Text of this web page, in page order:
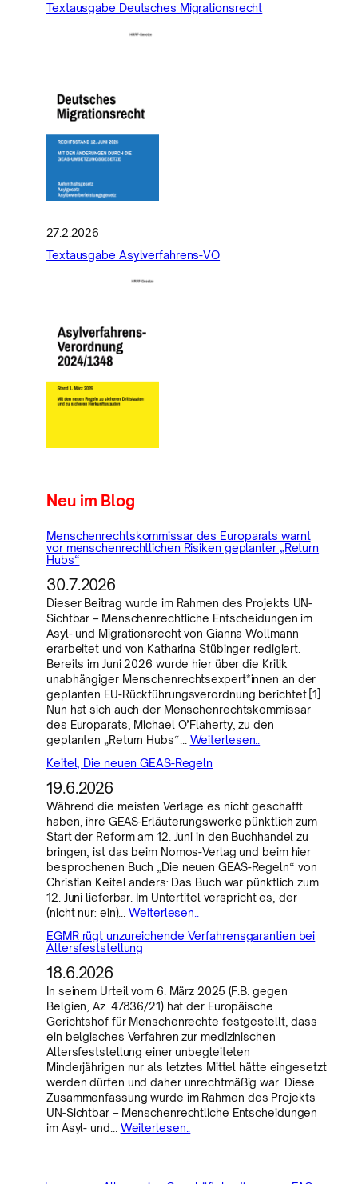
Textausgabe Deutsches Migrationsrecht
27.2.2026
Textausgabe Asylverfahrens-VO
Neu im Blog
Menschenrechtskommissar des Europarats warnt
vor menschenrechtlichen Risiken geplanter „Return
Hubs“
30.7.2026
Dieser Beitrag wurde im Rahmen des Projekts UN-
Sichtbar – Menschenrechtliche Entscheidungen im
Asyl- und Migrationsrecht von Gianna Wollmann
erarbeitet und von Katharina Stübinger redigiert.
Bereits im Juni 2026 wurde hier über die Kritik
unabhängiger Menschenrechtsexpert*innen an der
geplanten EU-Rückführungsverordnung berichtet.[1]
Nun hat sich auch der Menschenrechtskommissar
des Europarats, Michael O’Flaherty, zu den
geplanten „Return Hubs“… Weiterlesen..
Keitel, Die neuen GEAS-Regeln
19.6.2026
Während die meisten Verlage es nicht geschafft
haben, ihre GEAS-Erläuterungswerke pünktlich zum
Start der Reform am 12. Juni in den Buchhandel zu
bringen, ist das beim Nomos-Verlag und beim hier
besprochenen Buch „Die neuen GEAS-Regeln“ von
Christian Keitel anders: Das Buch war pünktlich zum
12. Juni lieferbar. Im Untertitel verspricht es, der
(nicht nur: ein)…Weiterlesen..
EGMR rügt unzureichende Verfahrensgarantien bei
Altersfeststellung
18.6.2026
In seinem Urteil vom 6. März 2025 (F.B. gegen
Belgien, Az. 47836/21) hat der Europäische
Gerichtshof für Menschenrechte festgestellt, dass
ein belgisches Verfahren zur medizinischen
Altersfeststellung einer unbegleiteten
Minderjährigen nur als letztes Mittel hätte eingesetzt
werden dürfen und daher unrechtmäßig war. Diese
Zusammenfassung wurde im Rahmen des Projekts
UN-Sichtbar – Menschenrechtliche Entscheidungen
im Asyl- und… Weiterlesen..